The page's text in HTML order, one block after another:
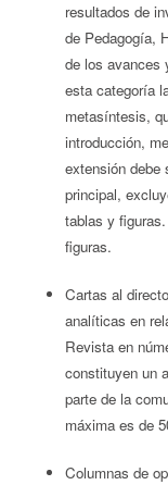
resultados de
de Pedagogía,
de los avances
esta categoría
metasíntesis,
introducción,
extensión debe
principal,
tablas y
figuras.
Cartas al
analíticas en
Revista en
constituyen un
parte de la
máxima es de
Columnas de